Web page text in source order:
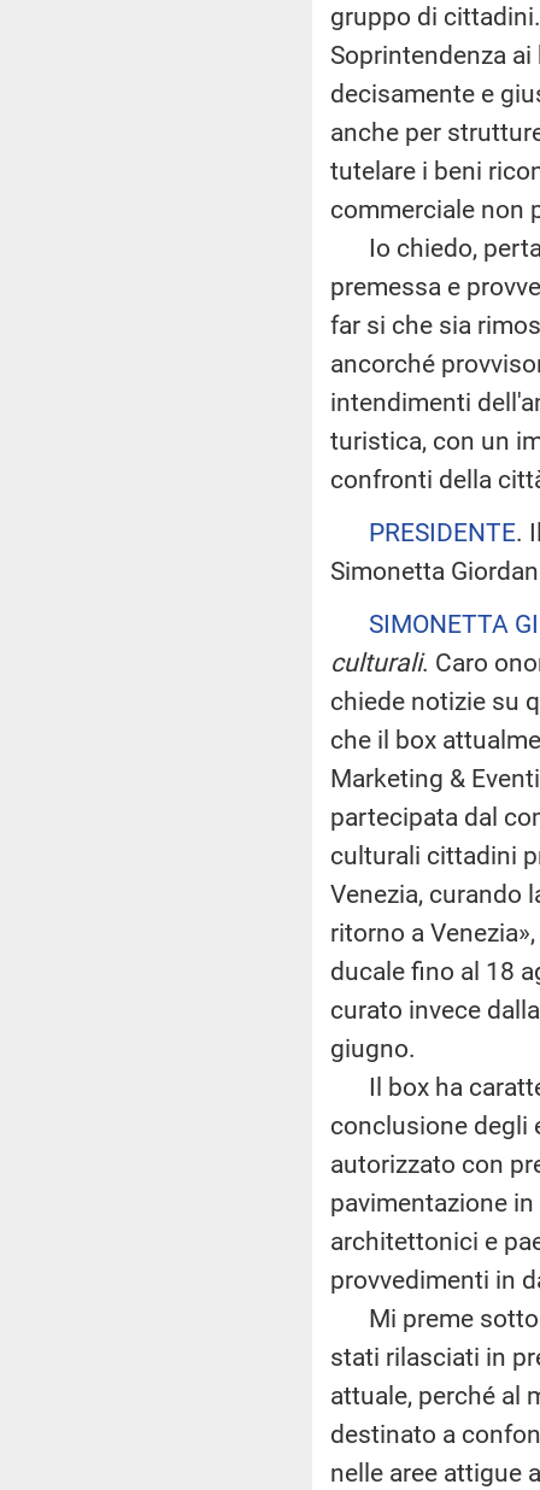
gruppo di
Soprintendenza
decisamente e
anche per
tutelare i beni
commerciale non
Io chiedo,
premessa e
far si che sia
ancorché
intendimenti
turistica, con un
confronti della
PRESIDENTE.
Simonetta
SIMONETTA
culturali. Caro
chiede notizie su
che il box
Marketing &
partecipata dal
culturali cittadini
Venezia, curando
ritorno a
ducale fino al 18
curato invece
giugno.
Il box ha
conclusione degli
autorizzato con
pavimentazione
architettonici e
provvedimenti in
Mi preme
stati rilasciati in
attuale, perché al
destinato a
nelle aree attigue